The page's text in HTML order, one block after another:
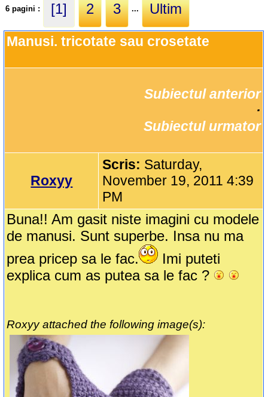
6 pagini : [1] 2 3 ... Ultim
Manusi. tricotate sau crosetate
Subiectul anterior
Subiectul urmator
Roxyy
Scris: Saturday,
November 19, 2011 4:39
PM
Buna!! Am gasit niste imagini cu modele
de manusi. Sunt superbe. Insa nu ma
prea pricep sa le fac.
Imi puteti
explica cum as putea sa le fac ?
Roxyy attached the following image(s):